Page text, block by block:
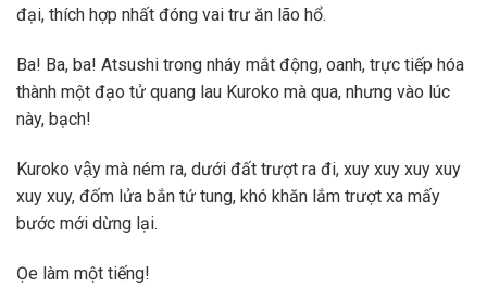
đại, thích hợp nhất đóng vai trư ăn lão hổ.
Ba! Ba, ba! Atsushi trong nháy mắt động, oanh, trực tiếp hóa
thành một đạo tử quang lau Kuroko mà qua, nhưng vào lúc
này, bạch!
Kuroko vậy mà ném ra, dưới đất trượt ra đi, xuy xuy xuy xuy
xuy xuy, đốm lửa bắn tứ tung, khó khăn lắm trượt xa mấy
bước mới dừng lại.
Ọe làm một tiếng!